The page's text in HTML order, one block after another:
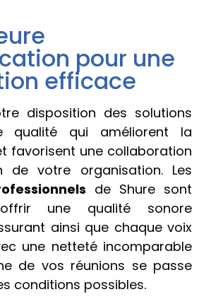
pour une
efficace
disposition des solutions
qualité qui améliorent la
favorisent une collaboration
de votre organisation. Les
de Shure sont
une qualité sonore
ainsi que chaque voix
une netteté incomparable
de vos réunions se passe
conditions possibles.